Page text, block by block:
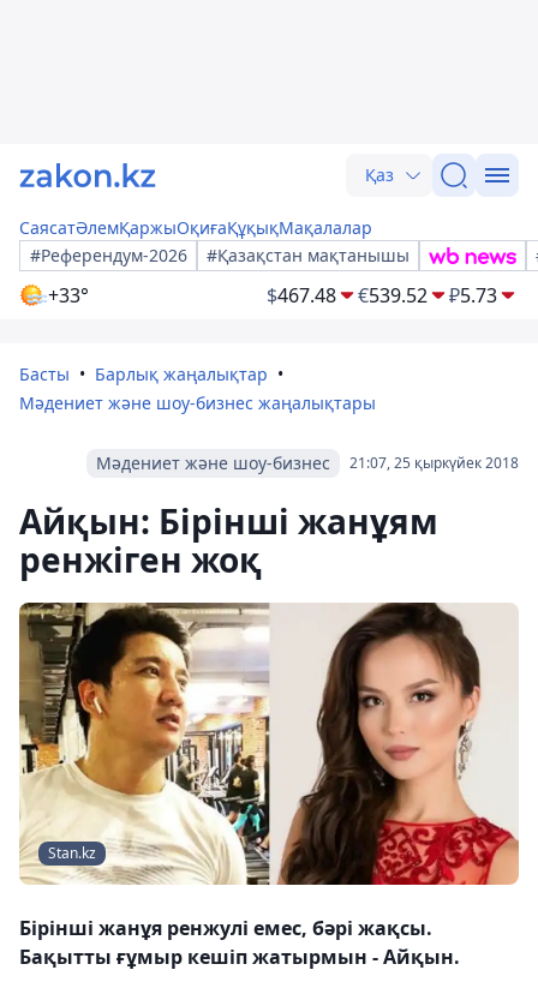
Қаз
СаясатӘлемҚаржыОқиғаҚұқықМақалалар
#Референдум-2026
#Қазақстан мақтанышы
+33° $467.48 €539.52 ₽5.73
Басты
Барлық жаңалықтар
Мәдениет және шоу-бизнес жаңалықтары
21:07, 25 қыркүйек 2018
Мәдениет және шоу-бизнес
Айқын: Бірінші жанұям
ренжіген жоқ
Stan.kz
Бірінші жанұя ренжулі емес, бәрі жақсы.
Бақытты ғұмыр кешіп жатырмын - Айқын.